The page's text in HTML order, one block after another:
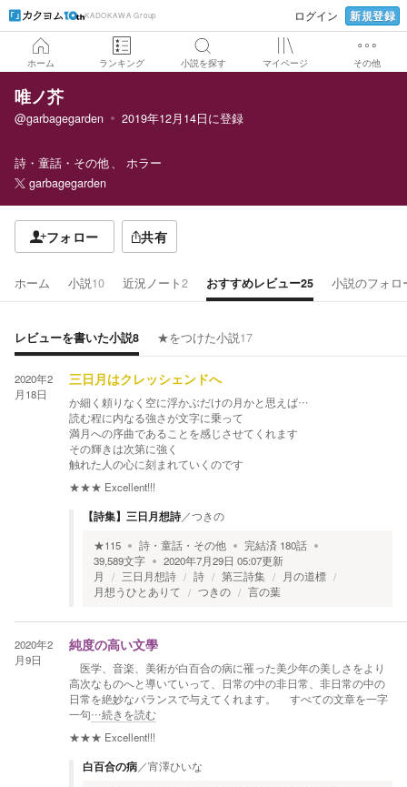
KADOKAWA Group ログイン 新規登録
ホーム ランキング 小説を探す マイページ その他
唯ノ芥
@garbagegarden 2019年12月14日に登録
詩・童話・その他
ホラー
garbagegarden
フォロー 共有
ホーム 小説10 近況ノート2 おすすめレビュー25 小説のフォロ
レビューを書いた小説8 ★をつけた小説17
2020年2
月18日
三日月はクレッシェンドへ
か細く頼りなく空に浮かぶだけの月かと思えば…
読む程に内なる強さが文字に乗って
満月への序曲であることを感じさせてくれます
その輝きは次第に強く
触れた人の心に刻まれていくのです
★★★ Excellent!!!
【詩集】三日月想詩／つきの
★115 詩・童話・その他 完結済 180話
39,589文字 2020年7月29日 05:07更新
月
三日月想詩 詩 第三詩集
月の道標
月想うひとありて
つきの 言の葉
2020年2
月9日
純度の高い文學
医学、音楽、美術が白百合の病に罹った美少年の美しさをより
高次なものへと導いていって、日常の中の非日常、非日常の中の
日常を絶妙なバランスで与えてくれます。 すべての文章を一字
一句…続きを読む
★★★ Excellent!!!
白百合の病／宵澤ひいな